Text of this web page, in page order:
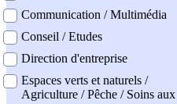
Communication / Multimédia
Conseil / Etudes
Direction d'entreprise
Espaces verts et naturels /
Agriculture / Pêche / Soins aux